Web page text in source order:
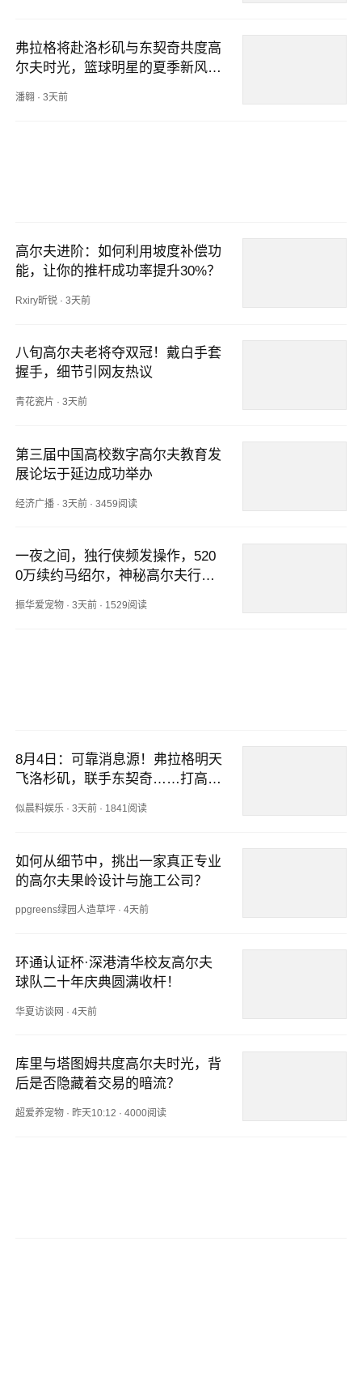
弗拉格将赴洛杉矶与东契奇共度高
尔夫时光，篮球明星的夏季新风
潘翱 ·3天前
高尔夫进阶：如何利用坡度补偿功
能，让你的推杆成功率提升30%？
Rxiry昕锐 ·3天前
八旬高尔夫老将夺双冠！戴白手套
握手，细节引网友热议
青花瓷片 ·3天前
第三届中国高校数字高尔夫教育发
展论坛于延边成功举办
经济广播 ·3天前 ·3459阅读
一夜之间，独行侠频发操作，520
0万续约马绍尔，神秘高尔夫行程
振华爱宠物 ·3天前 · 1529阅读
8月4日：可靠消息源！弗拉格明天
飞洛杉矶，联手东契奇……打高尔
似晨料娱乐 ·3天前 · 1841阅读
如何从细节中，挑出一家真正专业
的高尔夫果岭设计与施工公司？
ppgreens绿园人造草坪 ·4天前
环通认证杯·深港清华校友高尔夫
球队二十年庆典圆满收杆！
华夏访谈网 ·4天前
库里与塔图姆共度高尔夫时光，背
后是否隐藏着交易的暗流？
超爱养宠物 · 昨天10:12 ·4000阅读